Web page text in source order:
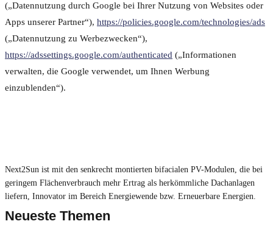
(„Datennutzung durch Google bei Ihrer Nutzung von Websites oder
Apps unserer Partner“), https://policies.google.com/technologies/ads
(„Datennutzung zu Werbezwecken“),
https://adssettings.google.com/authenticated („Informationen
verwalten, die Google verwendet, um Ihnen Werbung
einzublenden“).
Next2Sun ist mit den senkrecht montierten bifacialen PV-Modulen, die bei
geringem Flächenverbrauch mehr Ertrag als herkömmliche Dachanlagen
liefern, Innovator im Bereich Energiewende bzw. Erneuerbare Energien.
Neueste Themen